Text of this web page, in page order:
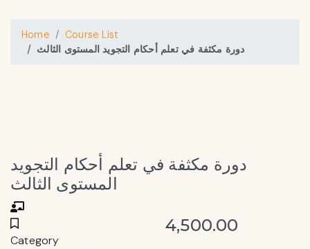
Home
Course List
دورة مكثفة في تعلم أحكام التجويد المستوى الثالث
دورة مكثفة في تعلم أحكام التجويد
المستوى الثالث
Category
4,500.00